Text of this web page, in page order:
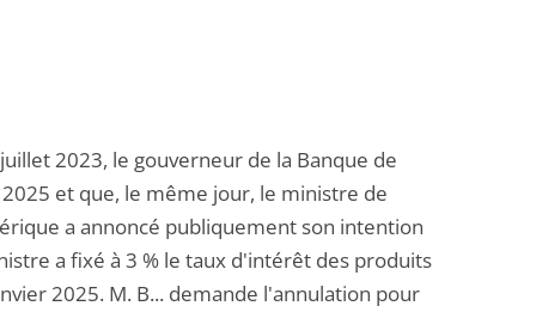
2023, le gouverneur de la Banque de
et que, le même jour, le ministre de
a annoncé publiquement son intention
a fixé à 3 % le taux d'intérêt des produits
2025. M. B... demande l'annulation pour